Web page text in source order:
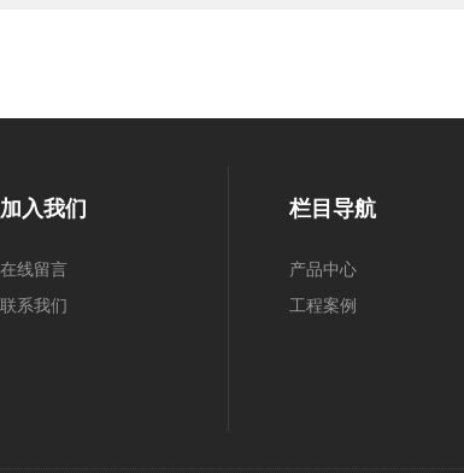
加入我们
在线留言
联系我们
栏目导航
产品中心
工程案例